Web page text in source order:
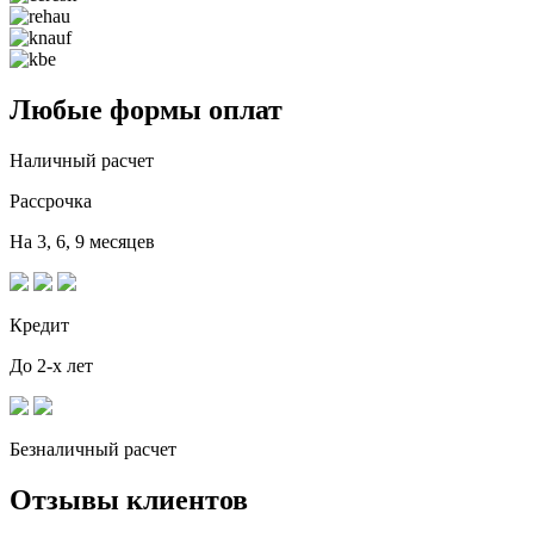
Любые формы оплат
Наличный расчет
Рассрочка
На 3, 6, 9 месяцев
Кредит
До 2-х лет
Безналичный расчет
Отзывы клиентов